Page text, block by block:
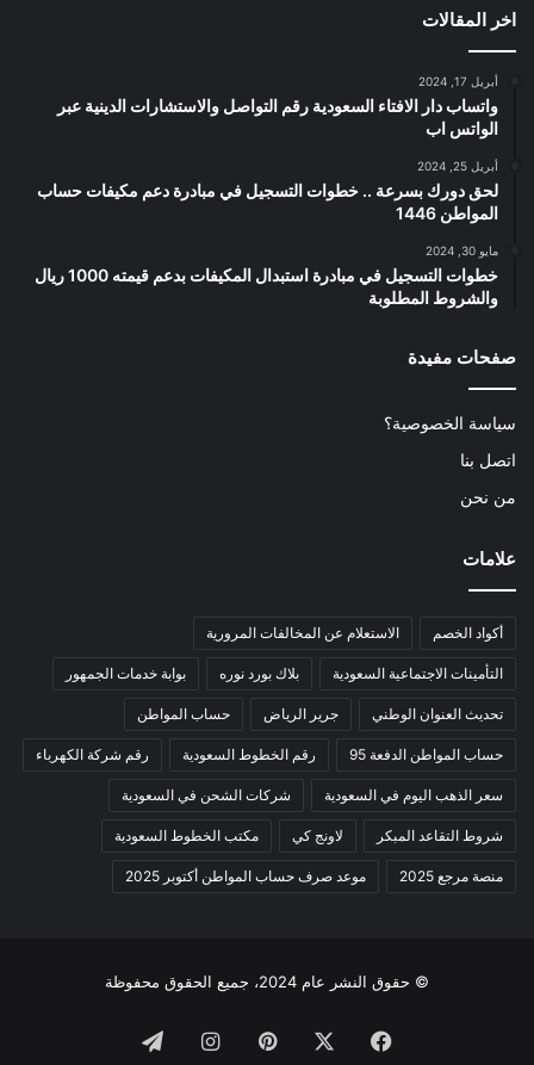
اخر المقالات
أبريل 17, 2024
واتساب دار الافتاء السعودية رقم التواصل والاستشارات الدينية عبر
الواتس اب
أبريل 25, 2024
لحق دورك بسرعة .. خطوات التسجيل في مبادرة دعم مكيفات حساب
المواطن 1446
مايو 30, 2024
خطوات التسجيل في مبادرة استبدال المكيفات بدعم قيمته 1000 ريال
والشروط المطلوبة
صفحات مفيدة
سياسة الخصوصية؟
اتصل بنا
من نحن
علامات
أكواد الخصم الاستعلام عن المخالفات المرورية
التأمينات الاجتماعية السعودية بلاك بورد نوره بوابة خدمات الجمهور
تحديث العنوان الوطني جرير الرياض حساب المواطن
حساب المواطن الدفعة 95 رقم الخطوط السعودية رقم شركة الكهرباء
سعر الذهب اليوم في السعودية شركات الشحن في السعودية
شروط التقاعد المبكر لاونج كي مكتب الخطوط السعودية
منصة مرجع 2025 موعد صرف حساب المواطن أكتوبر 2025
© حقوق النشر عام 2024، جميع الحقوق محفوظة
فيسبوك بينتيريستانستقرامتيلقرام